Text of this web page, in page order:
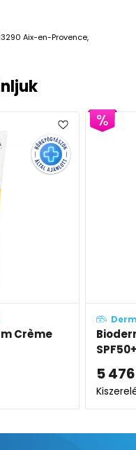
Aix-en-Provence,
XDEFENSE
árnyalat (medium)